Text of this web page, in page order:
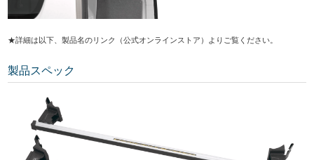
★詳細は以下、製品名のリンク（公式オンラインストア）よりご覧ください。
製品スペック